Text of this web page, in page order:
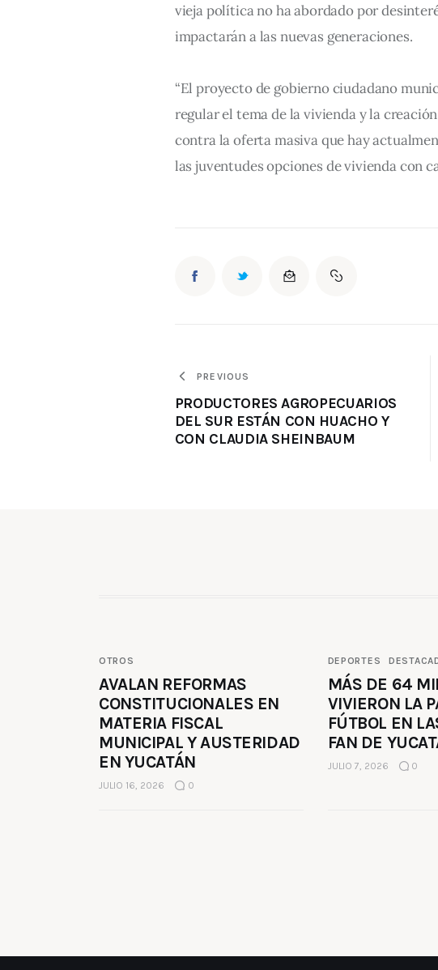
vieja política no ha abordado por
impactarán a las nuevas generaciones.
“El proyecto de gobierno ciudadano
regular el tema de la vivienda y la
contra la oferta masiva que hay
las juventudes opciones de vivienda con
PREVIOUS
PRODUCTORES AGROPECUARIOS
DEL SUR ESTÁN CON HUACHO Y
CON CLAUDIA SHEINBAUM
OTROS
AVALAN REFORMAS
CONSTITUCIONALES EN
MATERIA FISCAL
MUNICIPAL Y AUSTERIDAD
EN YUCATÁN
JULIO 16, 2026 0
DEPORTES
MÁS DE 64
VIVIERON LA
FÚTBOL EN
FAN DE
JULIO 7, 2026 0